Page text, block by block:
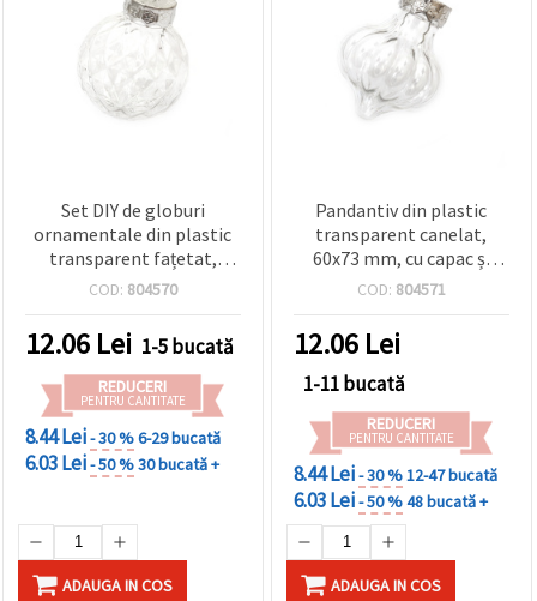
Set DIY de globuri
ornamentale din plastic
transparent fațetat,
60x70 mm, cu capac
COD: 804570
12.06 Lei 1-5 bucată
REDUCERI
PENTRU CANTITATE
8.44 Lei- 30 %6-29 bucată
6.03 Lei- 50 %30 bucată +
ADAUGA IN COS
Pandantiv din plastic
transparent canelat,
60x73 mm, cu capac și
agățătoare metalică
COD: 804571
12.06 Lei
1-11 bucată
REDUCERI
PENTRU CANTITATE
8.44 Lei- 30 %12-47 bucată
6.03 Lei- 50 %48 bucată +
ADAUGA IN COS